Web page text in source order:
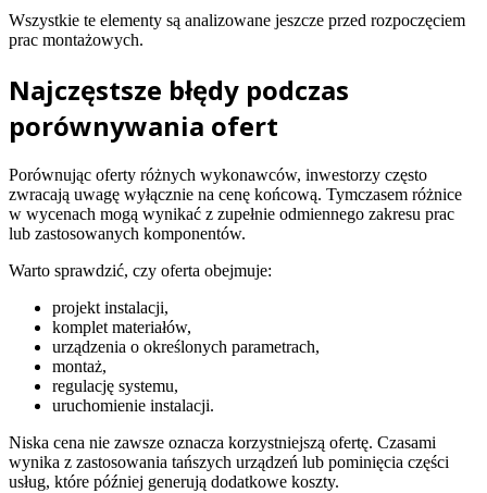
Wszystkie te elementy są analizowane jeszcze przed rozpoczęciem
prac montażowych.
Najczęstsze błędy podczas
porównywania ofert
Porównując oferty różnych wykonawców, inwestorzy często
zwracają uwagę wyłącznie na cenę końcową. Tymczasem różnice
w wycenach mogą wynikać z zupełnie odmiennego zakresu prac
lub zastosowanych komponentów.
Warto sprawdzić, czy oferta obejmuje:
projekt instalacji,
komplet materiałów,
urządzenia o określonych parametrach,
montaż,
regulację systemu,
uruchomienie instalacji.
Niska cena nie zawsze oznacza korzystniejszą ofertę. Czasami
wynika z zastosowania tańszych urządzeń lub pominięcia części
usług, które później generują dodatkowe koszty.